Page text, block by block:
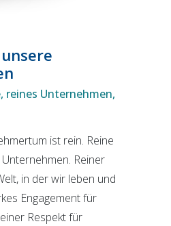
reines Unternehmen,
ist rein. Reine
Reiner
in der wir leben und
Engagement für
Respekt für